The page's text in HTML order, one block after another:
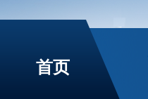
首页